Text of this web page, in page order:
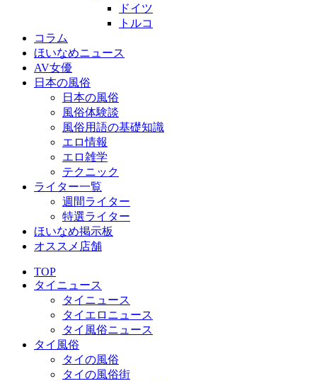
ドイツ
トルコ
コラム
ほいなめニュース
AV女優
日本の風俗
日本の風俗
風俗体験談
風俗用語の基礎知識
エロ情報
エロ雑学
テクニック
ライター一覧
週間ライター
特選ライター
ほいなめ掲示板
オススメ店舗
TOP
タイニュース
タイニュース
タイエロニュース
タイ風俗ニュース
タイ風俗
タイの風俗
タイの風俗街